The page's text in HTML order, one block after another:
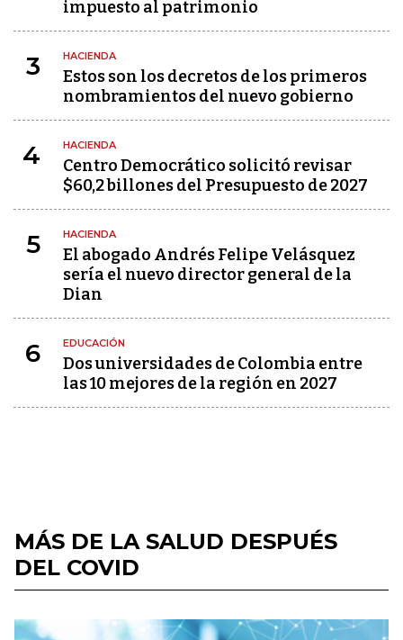
impuesto al patrimonio
3 HACIENDA
Estos son los decretos de los primeros
nombramientos del nuevo gobierno
4 HACIENDA
Centro Democrático solicitó revisar
$60,2 billones del Presupuesto de 2027
5 HACIENDA
El abogado Andrés Felipe Velásquez
sería el nuevo director general de la
Dian
6 EDUCACIÓN
Dos universidades de Colombia entre
las 10 mejores de la región en 2027
MÁS DE LA SALUD DESPUÉS
DEL COVID